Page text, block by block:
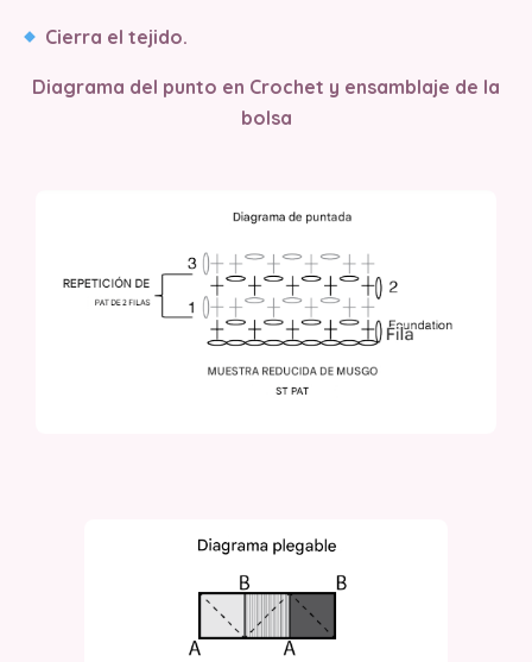
Cierra el tejido.
Diagrama del punto en Crochet y ensamblaje de la
bolsa